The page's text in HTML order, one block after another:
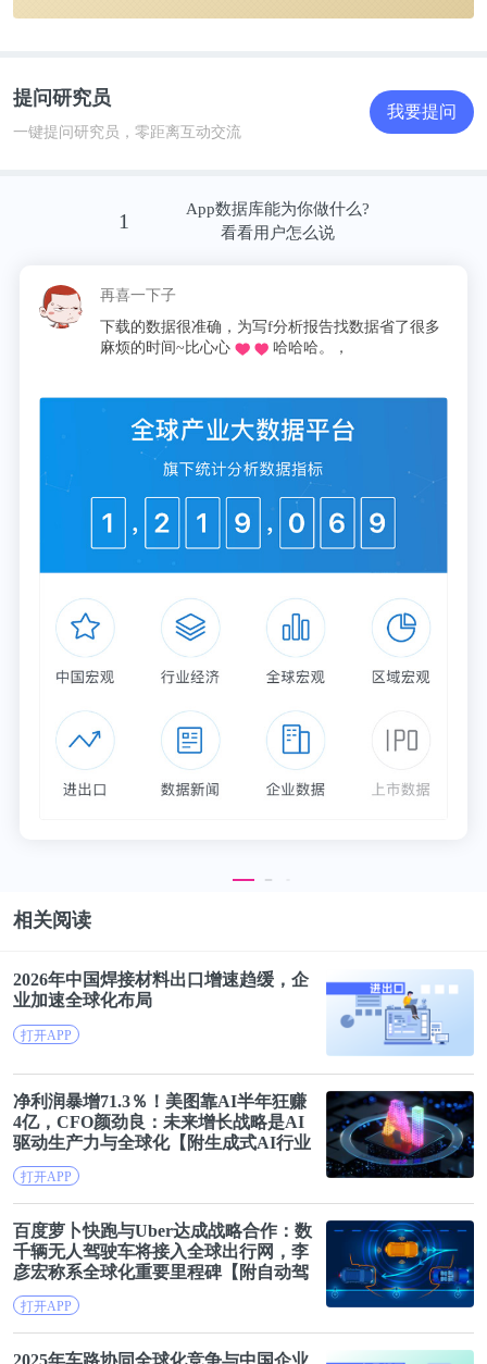
更多数据请参考前瞻产业研究院《中国广告行业市场
院提供产业大数据、产业规划、产业申报、产业园区
规划、产业招商引资、IPO募投可研等解决方案。
更多深度行业分析尽在【前瞻经济学人APP】，还可
以与500+经济学家/资深行业研究院交流互动。
提问研究员
一键提问研究员，零距离互动交流
我要提问
1
App数据库能为你做什么?
看看用户怎么说
再喜一下子
下载的数据很准确，为写f分析报告找数据省了很多
麻烦的时间~比心心
哈哈哈。，
相关阅读
2026年中国焊接材料出口增速趋缓，企
业加速全球化布局
打开APP
净利润暴增71.3％！美图靠AI半年狂赚
4亿，CFO颜劲良：未来增长战略是AI
驱动生产力与全球化【附生成式AI行业
发展趋势】
打开APP
百度萝卜快跑与Uber达成战略合作：数
千辆无人驾驶车将接入全球出行网，李
彦宏称系全球化重要里程碑【附自动驾
驶行业市场分析】
打开APP
2025年车路协同全球化竞争与中国企业